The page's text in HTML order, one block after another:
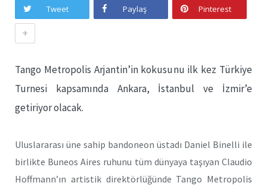
Tweet Paylaş Pinterest
+
Tango Metropolis Arjantin’in kokusunu ilk kez Türkiye
Turnesi kapsamında Ankara, İstanbul ve İzmir’e
getiriyor olacak.
Uluslararası üne sahip bandoneon üstadı Daniel Binelli ile
birlikte Buneos Aires ruhunu tüm dünyaya taşıyan Claudio
Hoffmann’ın artistik direktörlüğünde Tango Metropolis